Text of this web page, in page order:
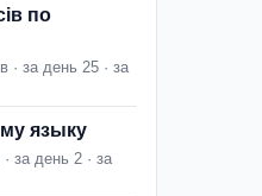
по
· за день 25 · за
языку
за день 2 · за